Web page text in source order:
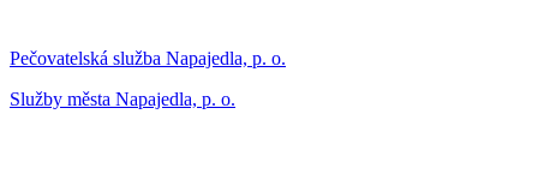
Pečovatelská služba Napajedla, p. o.
Služby města Napajedla, p. o.